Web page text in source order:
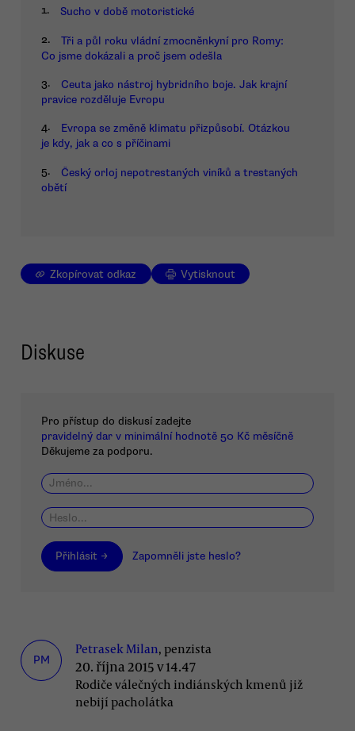
1. Sucho v době motoristické
2.
Tři a půl roku vládní zmocněnkyní pro Romy:
Co jsme dokázali a proč jsem odešla
3.
Ceuta jako nástroj hybridního boje. Jak krajní
pravice rozděluje Evropu
4.
Evropa se změně klimatu přizpůsobí. Otázkou
je kdy, jak a co s příčinami
5.
Český orloj nepotrestaných viníků a trestaných
obětí
Zkopírovat odkaz Vytisknout
Diskuse
Pro přístup do diskusí zadejte
pravidelný dar v minimální hodnotě 50 Kč měsíčně
Děkujeme za podporu.
Přihlásit → Zapomněli jste heslo?
PM
Petrasek Milan, penzista
20. října 2015 v 14.47
Rodiče válečných indiánských kmenů již
nebijí pacholátka